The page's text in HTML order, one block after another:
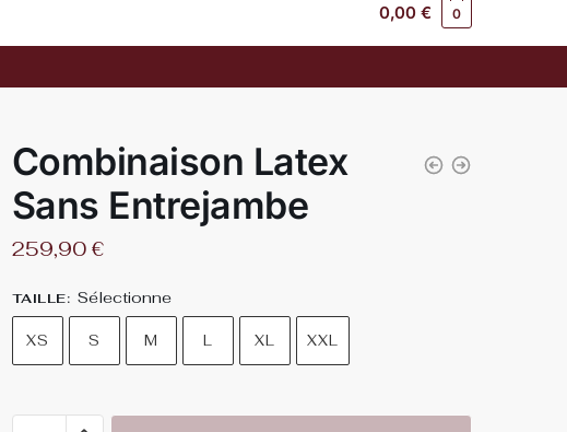
0,00€ 0
Combinaison Latex
Sans Entrejambe
259,90 €
TAILLE: Sélectionne
XS S M L XL XXL